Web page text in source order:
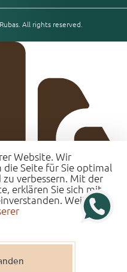
All rights reserved.
Website. Wir
die Seite für Sie optimal
verbessern. Mit der
erklären Sie sich mit
Weitere